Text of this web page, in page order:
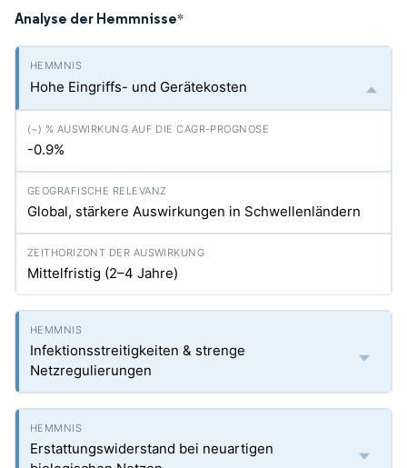
Analyse der Hemmnisse*
Hohe Eingriffs- und Gerätekosten
-0.9%
Global, stärkere Auswirkungen in Schwellenländern
Mittelfristig (2–4 Jahre)
Infektionsstreitigkeiten & strenge
Netzregulierungen
Erstattungswiderstand bei neuartigen